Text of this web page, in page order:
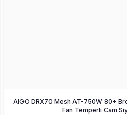
AIGO DRX70 Mesh AT-750W 80+
Fan Temperli Cam